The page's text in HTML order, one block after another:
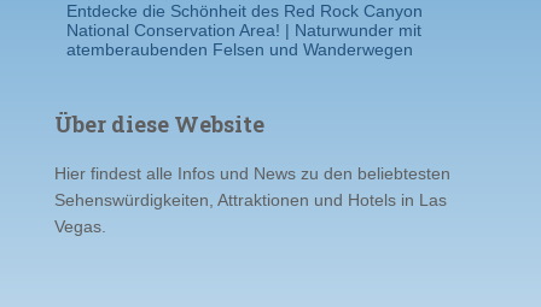
Entdecke die Schönheit des Red Rock Canyon
National Conservation Area! | Naturwunder mit
atemberaubenden Felsen und Wanderwegen
Über diese Website
Hier findest alle Infos und News zu den beliebtesten
Sehenswürdigkeiten, Attraktionen und Hotels in Las
Vegas.